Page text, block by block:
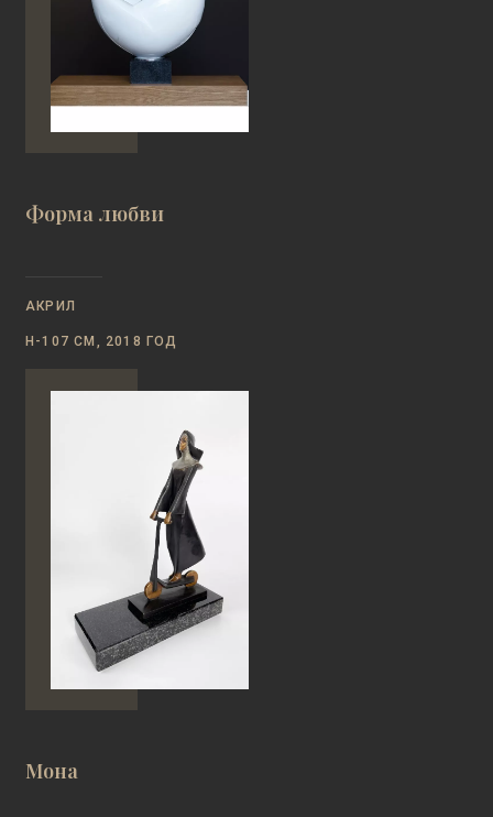
Форма любви
АКРИЛ
Н-107 СМ, 2018 ГОД
Мона